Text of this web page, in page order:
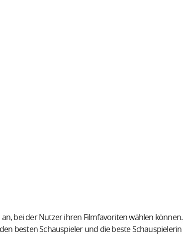
bei der Nutzer ihren Filmfavoriten wählen können.
besten Schauspieler und die beste Schauspielerin